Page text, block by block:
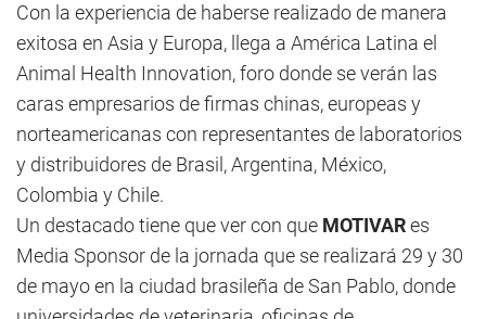
Con la experiencia de haberse realizado de manera
exitosa en Asia y Europa, llega a América Latina el
Animal Health Innovation, foro donde se verán las
caras empresarios de firmas chinas, europeas y
norteamericanas con representantes de laboratorios
y distribuidores de Brasil, Argentina, México,
Colombia y Chile.
Un destacado tiene que ver con que MOTIVARes
Media Sponsor de la jornada que se realizará 29 y 30
de mayo en la ciudad brasileña de San Pablo, donde